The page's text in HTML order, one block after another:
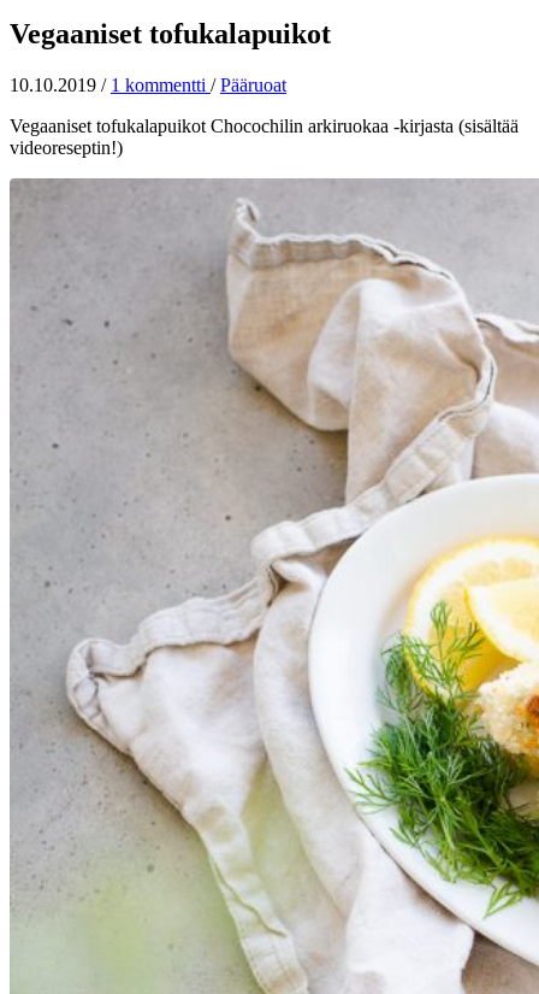
Vegaaniset tofukalapuikot
10.10.2019 / 1 kommentti / Pääruoat
Vegaaniset tofukalapuikot Chocochilin arkiruokaa -kirjasta (sisältää
videoreseptin!)